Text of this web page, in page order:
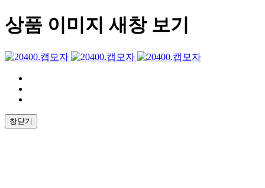
상품 이미지 새창 보기
창닫기